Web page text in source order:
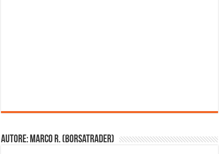
Autore: Marco R. (Borsatrader)